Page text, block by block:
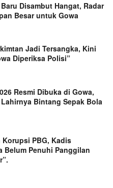
Disambut Hangat, Radar
Besar untuk Gowa
Jadi Tersangka, Kini
Diperiksa Polisi”
Resmi Dibuka di Gowa,
Bintang Sepak Bola
Korupsi PBG, Kadis
Belum Penuhi Panggilan